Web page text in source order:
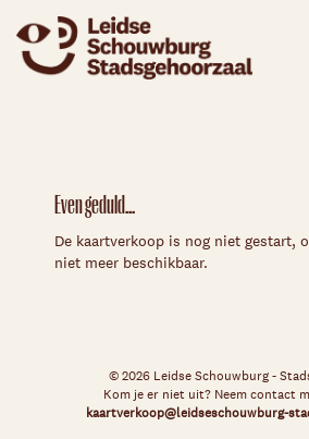
Even geduld...
De kaartverkoop is nog niet gestart,
niet meer beschikbaar.
© 2026 Leidse Schouwburg -
Kom je er niet uit? Neem contact
kaartverkoop@leidseschouwburg-